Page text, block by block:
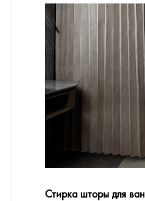
Стирка шторы для